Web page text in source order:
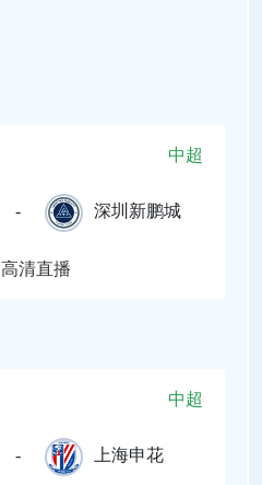
中超
- 深圳新鹏城
高清直播
中超
- 上海申花